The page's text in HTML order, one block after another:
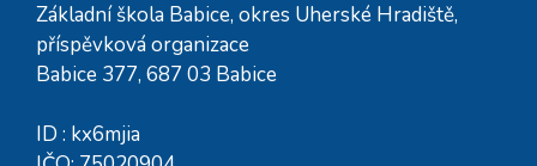
Základní škola Babice, okres Uherské Hradiště,
příspěvková organizace
Babice 377, 687 03 Babice
ID : kx6mjia